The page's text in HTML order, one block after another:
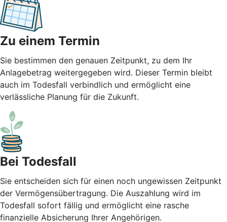
Zu einem Termin
Sie bestimmen den genauen Zeitpunkt, zu dem Ihr
Anlagebetrag weitergegeben wird. Dieser Termin bleibt
auch im Todesfall verbindlich und ermöglicht eine
verlässliche Planung für die Zukunft.
Bei Todesfall
Sie entscheiden sich für einen noch ungewissen Zeitpunkt
der Vermögensübertragung. Die Auszahlung wird im
Todesfall sofort fällig und ermöglicht eine rasche
finanzielle Absicherung Ihrer Angehörigen.